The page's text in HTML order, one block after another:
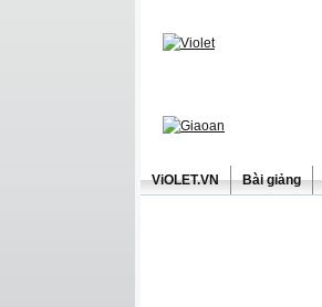
ViOLET.VN Bài giảng